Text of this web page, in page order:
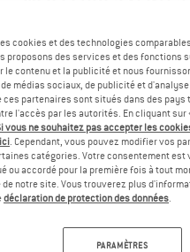
Remise
Jusqu'à -53
cookies et des technologies
proposons des services et des fonctions
le contenu et la publicité et nous
médias sociaux, de publicité et
ces partenaires sont situés dans des
l'accès par les autorités. En cliquant
vous ne souhaitez pas accepter les
. Cependant, vous pouvez modifier vos
catégories. Votre consentement est
ou accordé pour la première fois à tout
notre site. Vous trouverez plus
déclaration de protection des données.
PARAMÈTRES